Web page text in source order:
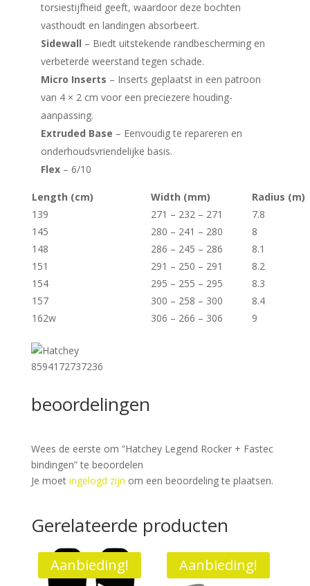
torsiestijfheid geeft, waardoor deze bochten
vasthoudt en landingen absorbeert.
Sidewall – Biedt uitstekende randbescherming en
verbeterde weerstand tegen schade.
Micro Inserts – Inserts geplaatst in een patroon
van 4 × 2 cm voor een preciezere houding-
aanpassing.
Extruded Base – Eenvoudig te repareren en
onderhoudsvriendelijke basis.
Flex– 6/10
Length (cm) Width (mm)
Radius (m)
139
271 – 232 – 271
7.8
145
280 – 241 – 280
8
148
286 – 245 – 286
8.1
151
291 – 250 – 291
8.2
154
295 – 255 – 295
8.3
157
300 – 258 – 300
8.4
162w
306 – 266 – 306 9
8594172737236
beoordelingen
Wees de eerste om “Hatchey Legend Rocker + Fastec
bindingen” te beoordelen
Je moet ingelogd zijn om een beoordeling te plaatsen.
Gerelateerde producten
Aanbieding! Aanbieding!